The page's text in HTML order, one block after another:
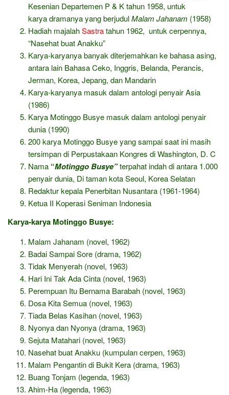
Kesenian Departemen P & K tahun 1958, untuk
karya dramanya yang berjudulMalam Jahanam (1958)
Hadiah majalahSastratahun 1962, untuk cerpennya,
“Nasehat buat Anakku”
Karya-karyanya banyak diterjemahkan ke bahasa asing,
antara lain Bahasa Ceko, Inggris, Belanda, Perancis,
Jerman, Korea, Jepang, dan Mandarin
Karya-karyanya masuk dalam antologi penyair Asia
(1986)
Karya Motinggo Busye masuk dalam antologi penyair
dunia (1990)
200 karya Motinggo Busye yang sampai saat ini masih
tersimpan di Perpustakaan Kongres di Washington, D. C
Nama “Motinggo Busye”terpahat indah di antara 1.000
penyair dunia, Di taman kota Seoul, Korea Selatan
Redaktur kepala Penerbitan Nusantara (1961-1964)
Ketua II Koperasi Seniman Indonesia
Karya-karya Motinggo Busye:
Malam Jahanam (novel, 1962)
Badai Sampai Sore (drama, 1962)
Tidak Menyerah (novel, 1963)
Hari Ini Tak Ada Cinta (novel, 1963)
Perempuan Itu Bernama Barabah (novel, 1963)
Dosa Kita Semua (novel, 1963)
Tiada Belas Kasihan (novel, 1963)
Nyonya dan Nyonya (drama, 1963)
Sejuta Matahari (novel, 1963)
Nasehat buat Anakku (kumpulan cerpen, 1963)
Malam Pengantin di Bukit Kera (drama, 1963)
Buang Tonjam (legenda, 1963)
Ahim-Ha (legenda, 1963)